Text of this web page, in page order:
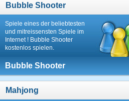
Bubble Shooter
Spiele eines der beliebtesten
und mitreissensten Spiele im
Internet ! Bubble Shooter
kostenlos spielen.
Bubble Shooter
Mahjong